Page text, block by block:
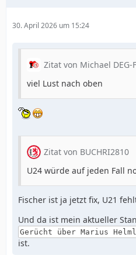
30. April 2026 um 15:24
Zitat von Michael DEG-
viel Lust nach oben
Zitat von BUCHRI2810
U24 würde auf jeden Fall
Fischer ist ja jetzt fix, U21
Und da ist mein aktueller
Gerücht über Marius
ist.